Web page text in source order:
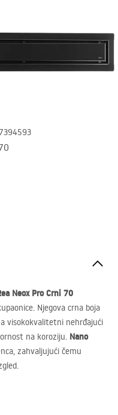
Neox Pro Crni 70
Njegova crna boja
visokokvalitetni nehrđajući
na koroziju. Nano
zahvaljujući čemu